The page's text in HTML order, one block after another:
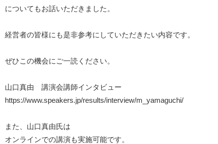
についてもお話いただきました。
経営者の皆様にも是非参考にしていただきたい内容です。
ぜひこの機会にご一読ください。
山口真由 講演会講師インタビュー
https://www.speakers.jp/results/interview/m_yamaguchi/
また、山口真由氏は
オンラインでの講演も実施可能です。